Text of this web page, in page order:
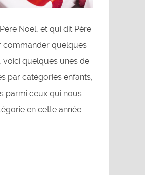
Noël, et qui dit Père
commander quelques
voici quelques unes de
par catégories enfants,
parmi ceux qui nous
en cette année